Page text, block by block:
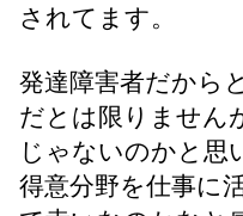
されてます。
発達障害者だから
だとは限りません
じゃないのかと思
得意分野を仕事に